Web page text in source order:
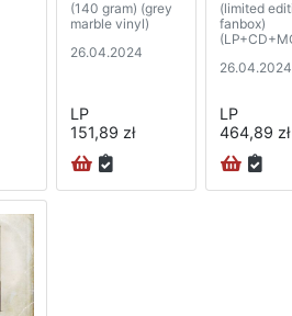
(140 gram) (grey
marble vinyl)
26.04.2024
LP
151,89 zł
(limited
fanbox)
26.04.2024
LP
464,89 zł